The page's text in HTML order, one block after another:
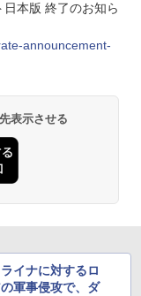
本版 終了のお知ら
announcement-
表示させる
イナに対するロ
軍事侵攻で、ダ